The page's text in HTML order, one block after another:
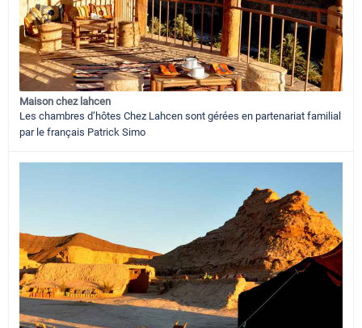
Maison chez lahcen
Les chambres d’hôtes Chez Lahcen sont gérées en partenariat familial
par le français Patrick Simo